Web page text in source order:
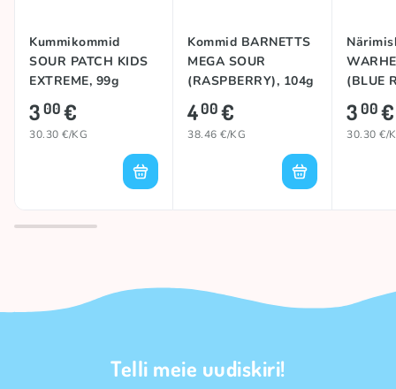
Kummikommid
SOUR PATCH KIDS
EXTREME, 99g
300€
30.30 €/KG
Kommid BARNETTS
MEGA SOUR
(RASPBERRY), 104g
400€
38.46 €/KG
(BLUE
99g
300€
30.30 €/
Telli meie uudiskiri!